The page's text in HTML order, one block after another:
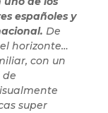
españoles y
De
horizonte…
con un
de
super